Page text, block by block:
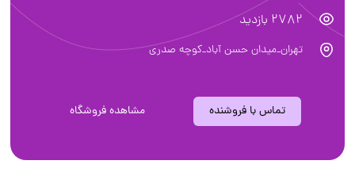
2782 بازدید
تهران_میدان حسن آباد_کوچه صدری
تماس با فروشنده مشاهده فروشگاه